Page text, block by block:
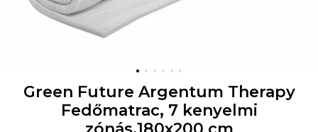
Green Future Argentum Therapy
Fedőmatrac, 7 kenyelmi